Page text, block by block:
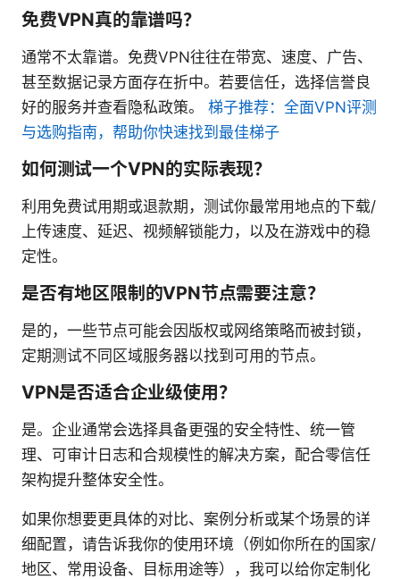
免费VPN真的靠谱吗？
通常不太靠谱。免费VPN往往在带宽、速度、广告、
甚至数据记录方面存在折中。若要信任，选择信誉良
好的服务并查看隐私政策。 梯子推荐：全面VPN评测
与选购指南，帮助你快速找到最佳梯子
如何测试一个VPN的实际表现？
利用免费试用期或退款期，测试你最常用地点的下载/
上传速度、延迟、视频解锁能力，以及在游戏中的稳
定性。
是否有地区限制的VPN节点需要注意？
是的，一些节点可能会因版权或网络策略而被封锁，
定期测试不同区域服务器以找到可用的节点。
VPN是否适合企业级使用？
是。企业通常会选择具备更强的安全特性、统一管
理、可审计日志和合规模性的解决方案，配合零信任
架构提升整体安全性。
如果你想要更具体的对比、案例分析或某个场景的详
细配置，请告诉我你的使用环境（例如你所在的国家/
地区、常用设备、目标用途等），我可以给你定制化